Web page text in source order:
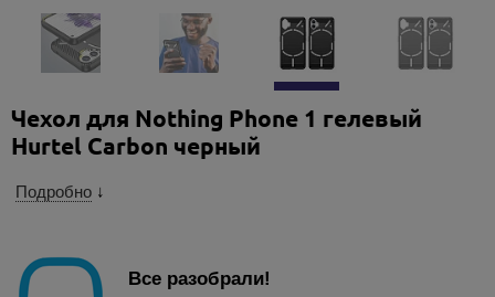
Чехол для Nothing Phone 1 гелевый
Hurtel Carbon черный
Подробно ↓
Все разобрали!